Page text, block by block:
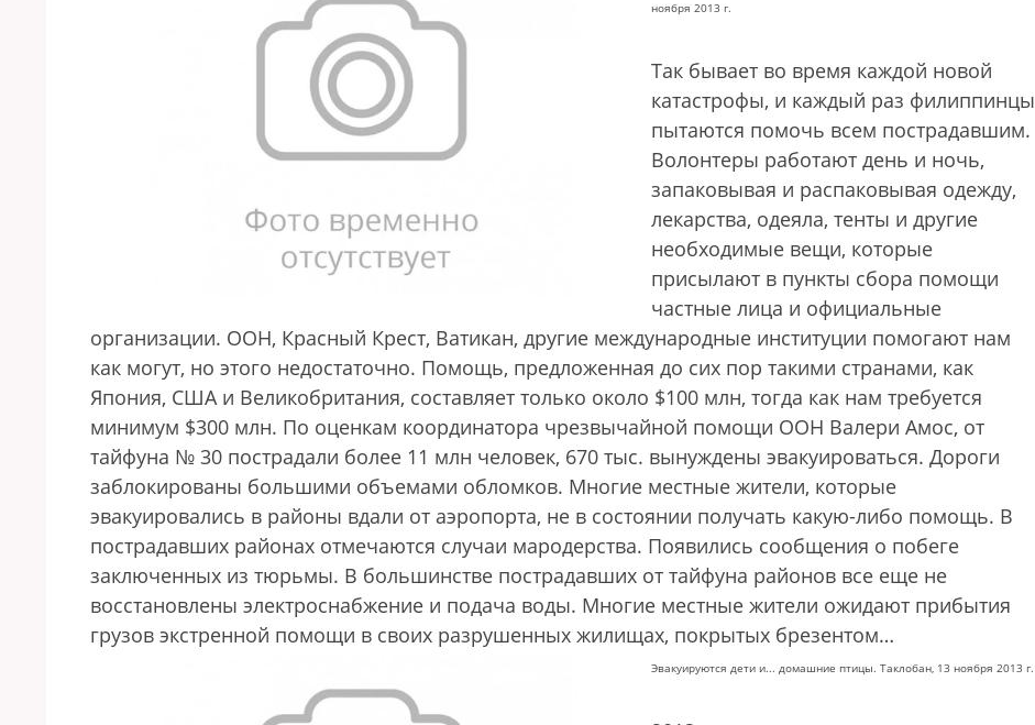
ноября 2013 г.
Так бывает во время каждой новой
катастрофы, и каждый раз филиппинцы
пытаются помочь всем пострадавшим.
Волонтеры работают день и ночь,
запаковывая и распаковывая одежду,
лекарства, одеяла, тенты и другие
необходимые вещи, которые
присылают в пункты сбора помощи
частные лица и официальные
организации. ООН, Красный Крест, Ватикан, другие международные институции помогают нам
как могут, но этого недостаточно. Помощь, предложенная до сих пор такими странами, как
Япония, США и Великобритания, составляет только около $100 млн, тогда как нам требуется
минимум $300 млн. По оценкам координатора чрезвычайной помощи ООН Валери Амос, от
тайфуна № 30 пострадали более 11 млн человек, 670 тыс. вынуждены эвакуироваться. Дороги
заблокированы большими объемами обломков. Многие местные жители, которые
эвакуировались в районы вдали от аэропорта, не в состоянии получать какую-либо помощь. В
пострадавших районах отмечаются случаи мародерства. Появились сообщения о побеге
заключенных из тюрьмы. В большинстве пострадавших от тайфуна районов все еще не
восстановлены электроснабжение и подача воды. Многие местные жители ожидают прибытия
грузов экстренной помощи в своих разрушенных жилищах, покрытых брезентом…
Эвакуируются дети и... домашние птицы. Таклобан, 13 ноября 2013 г.